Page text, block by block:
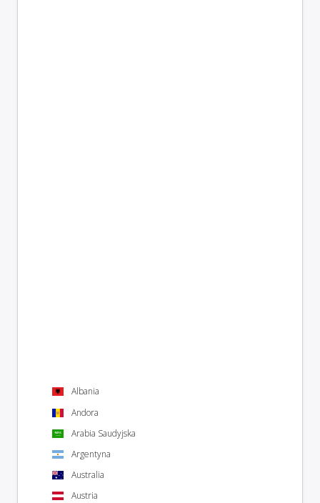
Albania
Andora
Arabia Saudyjska
Argentyna
Australia
Austria